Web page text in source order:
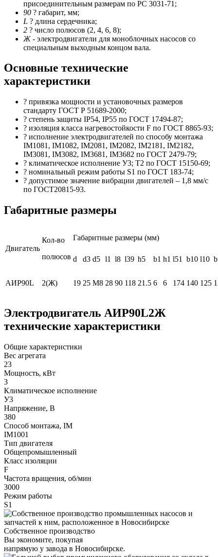
присоединительным размерам по РС 3031-71;
90 ? габарит, мм;
L ? длина сердечника;
2 ? число полюсов (2, 4, 6, 8);
Ж - электродвигатели для моноблочных насосов со
специальным выходным концом вала.
Основные технические
характеристики
? привязка мощности и установочных размеров
стандарту ГОСТ Р 51689-2000;
? степень защиты IP54, IP55 по ГОСТ 17494-87;
? изоляция класса нагревостойкости F по ГОСТ 8865-93;
? исполнение электродвигателей по способу монтажа
IM1081, IM1082, IM2081, IM2082, IM2181, IM2182,
IM3081, IM3082, IM3681, IM3682 по ГОСТ 2479-79;
? климатическое исполнение У3; Т2 по ГОСТ 15150-69;
? номинальный режим работы S1 по ГОСТ 183-74;
? допустимое значение вибрации двигателей – 1,8 мм/с
по ГОСТ20815-93.
Габаритные размеры
Двигатель
Кол-во
полюсов
Габаритные размеры (мм)
d d3 d5 l1 l8 l39 h5 b1 h1 l51 b10 l10
АИР90L 2(Ж) 19 25 М8 28 90 118 21.5 6 6 174 140 125
Электродвигатель АИР90L2Ж
технические характеристики
Общие характеристики
Вес агрегата
23
Мощность, кВт
3
Климатическое исполнение
У3
Напряжение, В
380
Способ монтажа, IM
IM1001
Тип двигателя
Общепромышленный
Класс изоляции
F
Частота вращения, об/мин
3000
Режим работы
S1
Собственное производство
Вы экономите, покупая
напрямую у завода в Новосибирске.